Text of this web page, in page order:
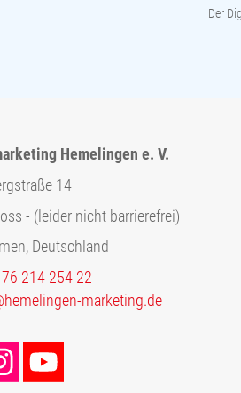
Der
Hemelingen e. V.
14
- (leider nicht barrierefrei)
Deutschland
214 254 22
marketing.de